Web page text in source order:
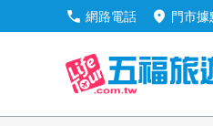
call 網路電話 location_on 門市據